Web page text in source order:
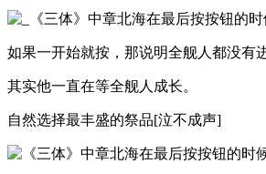
如果一开始就按，那说明全舰人都没有
其实他一直在等全舰人成长。
自然选择最丰盛的祭品[泣不成声]